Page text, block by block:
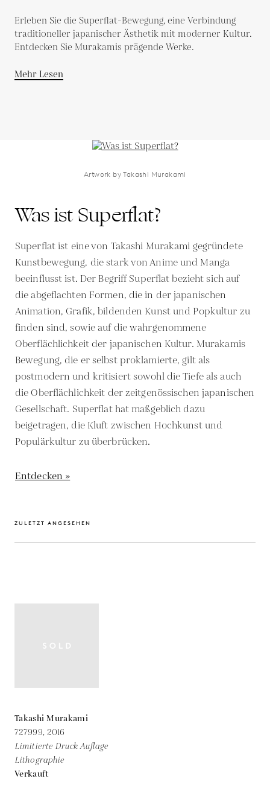
Erleben Sie die Superflat-Bewegung, eine Verbindung
traditioneller japanischer Ästhetik mit moderner Kultur.
Entdecken Sie Murakamis prägende Werke.
Mehr Lesen
Artwork by Takashi Murakami
Was ist Superflat?
Superflat ist eine von Takashi Murakami gegründete
Kunstbewegung, die stark von Anime und Manga
beeinflusst ist. Der Begriff Superflat bezieht sich auf
die abgeflachten Formen, die in der japanischen
Animation, Grafik, bildenden Kunst und Popkultur zu
finden sind, sowie auf die wahrgenommene
Oberflächlichkeit der japanischen Kultur. Murakamis
Bewegung, die er selbst proklamierte, gilt als
postmodern und kritisiert sowohl die Tiefe als auch
die Oberflächlichkeit der zeitgenössischen japanischen
Gesellschaft. Superflat hat maßgeblich dazu
beigetragen, die Kluft zwischen Hochkunst und
Populärkultur zu überbrücken.
Entdecken »
ZULETZT ANGESEHEN
Takashi Murakami
727999, 2016
Limitierte Druck Auflage
Lithographie
Verkauft